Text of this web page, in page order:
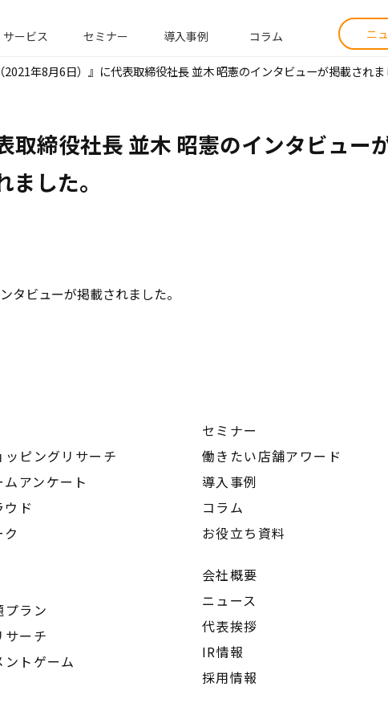
サービス セミナー 導入事例 コラム ニ
2021年8月6日）』に代表取締役社長 並木 昭憲のインタビューが掲載されま
取締役社長 並木 昭憲のインタビュー
ました。
タビューが掲載されました。
ッピングリサーチ
アンケート
ド
プラン
サーチ
トゲーム
セミナー
働きたい店舗アワード
導入事例
コラム
お役立ち資料
会社概要
ニュース
代表挨拶
IR情報
採用情報